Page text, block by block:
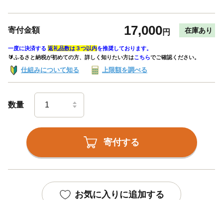
寄付金額 17,000円 在庫あり
一度に決済する 返礼品数は３つ以内を推奨しております。
🔰ふるさと納税が初めての方、詳しく知りたい方はこちらでご確認ください。
仕組みについて知る 上限額を調べる
数量
寄付する
お気に入りに追加する